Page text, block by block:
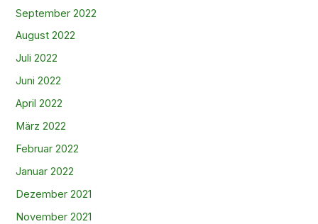
September 2022
August 2022
Juli 2022
Juni 2022
April 2022
März 2022
Februar 2022
Januar 2022
Dezember 2021
November 2021